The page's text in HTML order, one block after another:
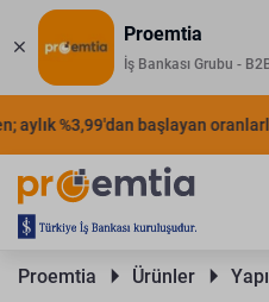
Proemtia
İş Bankası Grubu -
aylık %3,99'dan başlayan
Proemtia Ürünler